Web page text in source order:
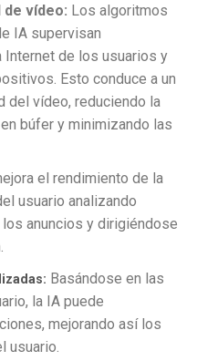
de vídeo: Los algoritmos
IA supervisan
Internet de los usuarios y
Esto conduce a un
del vídeo, reduciendo la
búfer y minimizando las
el rendimiento de la
usuario analizando
anuncios y dirigiéndose
Basándose en las
la IA puede
mejorando así los
usuario.